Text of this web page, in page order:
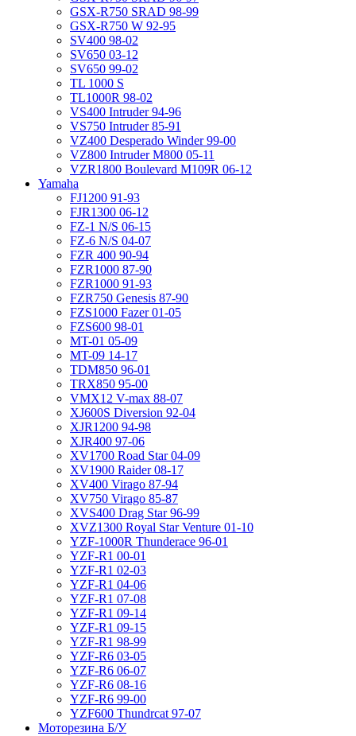
GSX-R750 SRAD 98-99
GSX-R750 W 92-95
SV400 98-02
SV650 03-12
SV650 99-02
TL 1000 S
TL1000R 98-02
VS400 Intruder 94-96
VS750 Intruder 85-91
VZ400 Desperado Winder 99-00
VZ800 Intruder M800 05-11
VZR1800 Boulevard M109R 06-12
Yamaha
FJ1200 91-93
FJR1300 06-12
FZ-1 N/S 06-15
FZ-6 N/S 04-07
FZR 400 90-94
FZR1000 87-90
FZR1000 91-93
FZR750 Genesis 87-90
FZS1000 Fazer 01-05
FZS600 98-01
MT-01 05-09
MT-09 14-17
TDM850 96-01
TRX850 95-00
VMX12 V-max 88-07
XJ600S Diversion 92-04
XJR1200 94-98
XJR400 97-06
XV1700 Road Star 04-09
XV1900 Raider 08-17
XV400 Virago 87-94
XV750 Virago 85-87
XVS400 Drag Star 96-99
XVZ1300 Royal Star Venture 01-10
YZF-1000R Thunderace 96-01
YZF-R1 00-01
YZF-R1 02-03
YZF-R1 04-06
YZF-R1 07-08
YZF-R1 09-14
YZF-R1 09-15
YZF-R1 98-99
YZF-R6 03-05
YZF-R6 06-07
YZF-R6 08-16
YZF-R6 99-00
YZF600 Thundrcat 97-07
Моторезина Б/У